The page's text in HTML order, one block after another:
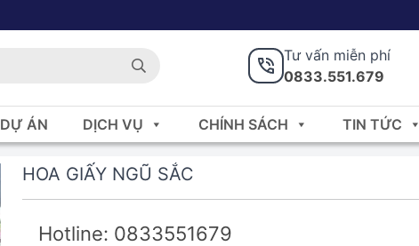
Tư vấn miễn phí
0833.551.679
DỰ ÁN DỊCH VỤ CHÍNH SÁCH TIN TỨC
HOA GIẤY NGŨ SẮC
Hotline: 0833551679